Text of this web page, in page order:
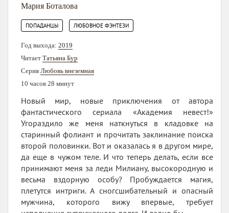
Мария Боталова
ПОПАДАНЦЫ ЛЮБОВНОЕ ФЭНТЕЗИ
Год выхода: 2019
Читает Татьяна Бур
Серия Любовь внеземная
10 часов 28 минут
Новый мир, новые приключения от автора
фантастического сериала «Академия невест!»
Угораздило же меня наткнуться в кладовке на
старинный фолиант и прочитать заклинание поиска
второй половинки. Вот и оказалась я в другом мире,
да еще в чужом теле. И что теперь делать, если все
принимают меня за леди Милиану, высокородную и
весьма вздорную особу? Пробуждается магия,
плетутся интриги. А сногсшибательный и опасный
мужчина, которого вижу впервые, требует